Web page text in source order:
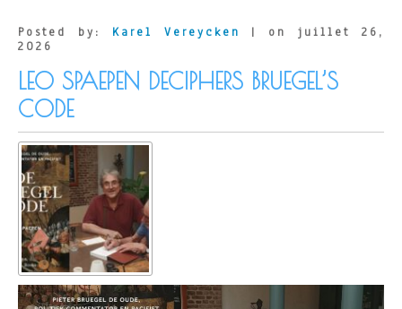
Posted by: Karel Vereycken
| on juillet 26,
2026
LEO SPAEPEN DECIPHERS BRUEGEL’S
CODE